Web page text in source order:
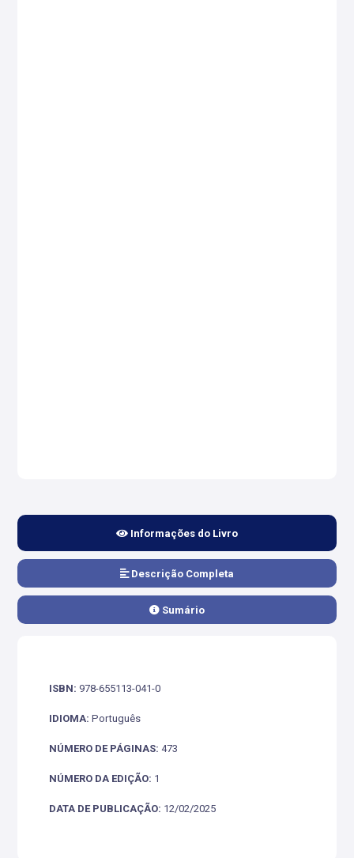
Informações do Livro
Descrição Completa
Sumário
ISBN: 978-655113-041-0
IDIOMA: Português
NÚMERO DE PÁGINAS: 473
NÚMERO DA EDIÇÃO: 1
DATA DE PUBLICAÇÃO: 12/02/2025